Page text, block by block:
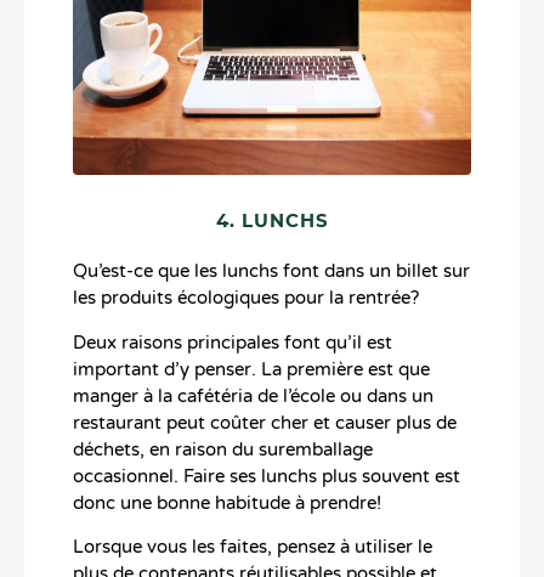
4. LUNCHS
Qu’est-ce que les lunchs font dans un billet sur
les produits écologiques pour la rentrée?
Deux raisons principales font qu’il est
important d’y penser. La première est que
manger à la cafétéria de l’école ou dans un
restaurant peut coûter cher et causer plus de
déchets, en raison du suremballage
occasionnel. Faire ses lunchs plus souvent est
donc une bonne habitude à prendre!
Lorsque vous les faites, pensez à utiliser le